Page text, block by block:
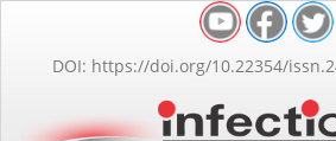
Contenido
principal
lateral
DOI: https://doi.org/10.22354/